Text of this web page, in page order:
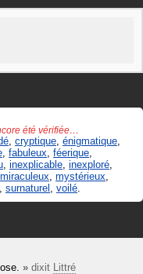
été vérifiée…
cryptique énigmatique
fabuleux féerique
inexplicable inexploré
miraculeux mystérieux
surnaturel voilé
» dixit Littré